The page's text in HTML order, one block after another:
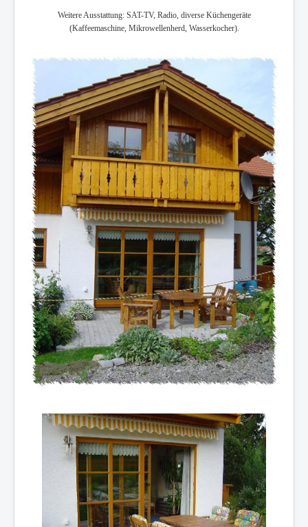
Weitere Ausstattung: SAT-TV, Radio, diverse Küchengeräte
(Kaffeemaschine, Mikrowellenherd, Wasserkocher).